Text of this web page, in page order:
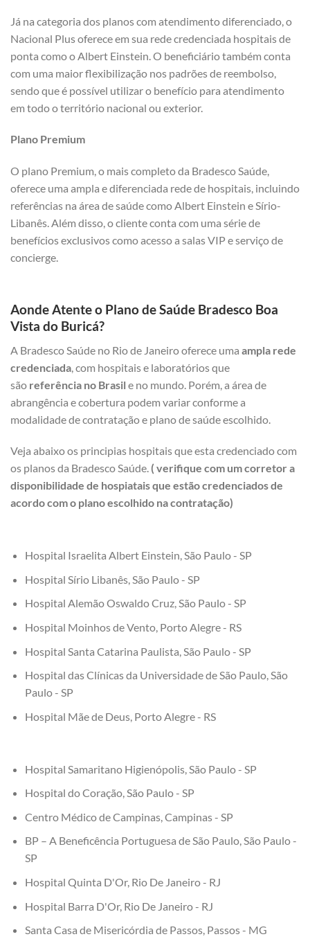
Já na categoria dos planos com atendimento diferenciado, o
Nacional Plus oferece em sua rede credenciada hospitais de
ponta como o Albert Einstein. O beneficiário também conta
com uma maior flexibilização nos padrões de reembolso,
sendo que é possível utilizar o benefício para atendimento
em todo o território nacional ou exterior.
Plano Premium
O plano Premium, o mais completo da Bradesco Saúde,
oferece uma ampla e diferenciada rede de hospitais, incluindo
referências na área de saúde como Albert Einstein e Sírio-
Libanês. Além disso, o cliente conta com uma série de
benefícios exclusivos como acesso a salas VIP e serviço de
concierge.
Aonde Atente o Plano de Saúde Bradesco Boa
Vista do Buricá?
A Bradesco Saúde no Rio de Janeiro oferece uma ampla rede
credenciada , com hospitais e laboratórios que
são referência no Brasil e no mundo. Porém, a área de
abrangência e cobertura podem variar conforme a
modalidade de contratação e plano de saúde escolhido.
Veja abaixo os principias hospitais que esta credenciado com
os planos da Bradesco Saúde. ( verifique com um corretor a
disponibilidade de hospiatais que estão credenciados de
acordo com o plano escolhido na contratação)
Hospital Israelita Albert Einstein, São Paulo - SP
Hospital Sírio Libanês, São Paulo - SP
Hospital Alemão Oswaldo Cruz, São Paulo - SP
Hospital Moinhos de Vento, Porto Alegre - RS
Hospital Santa Catarina Paulista, São Paulo - SP
Hospital das Clínicas da Universidade de São Paulo, São
Paulo - SP
Hospital Mãe de Deus, Porto Alegre - RS
Hospital Samaritano Higienópolis, São Paulo - SP
Hospital do Coração, São Paulo - SP
Centro Médico de Campinas, Campinas - SP
BP – A Beneficência Portuguesa de São Paulo, São Paulo -
SP
Hospital Quinta D'Or, Rio De Janeiro - RJ
Hospital Barra D'Or, Rio De Janeiro - RJ
Santa Casa de Misericórdia de Passos, Passos - MG